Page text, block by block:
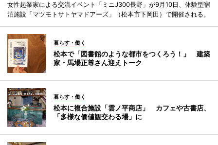
女性起業家による交流イベント「ミニJ300長野」が9月10日、体験型宿
泊施設「マツモトサトヤマドアーズ」（松本市下岡田）で開催される。
暮らす・働く
松本で「図書館のような都市をつくろう！」 建築
家・馬場正尊さん迎えトーク
暮らす・働く
松本に複合施設「雲ノ平商店」 カフェや古書店、
「多様な価値観交わる場」に